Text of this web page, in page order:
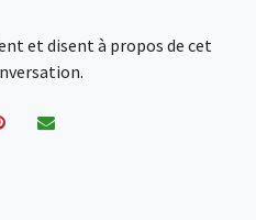
et disent à propos de cet